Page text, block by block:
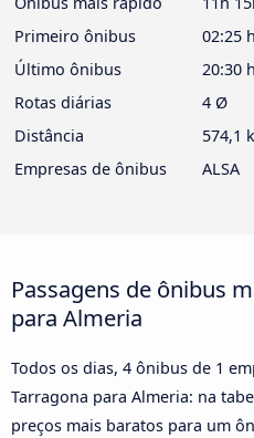
Primeiro ônibus
02:25
Último ônibus
20:30
Rotas diárias
4 Ø
Distância
574,1
Empresas de ônibus
ALSA
Passagens de ônibus
para Almeria
Todos os dias, 4 ônibus de 1
Tarragona para Almeria: na
preços mais baratos para um